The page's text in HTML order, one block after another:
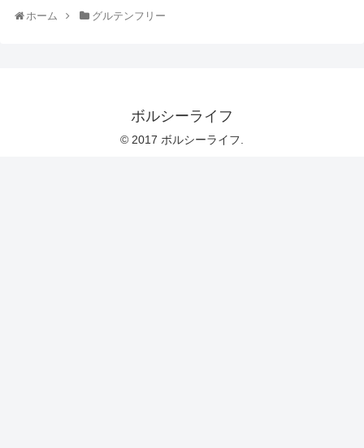
ホーム グルテンフリー
ボルシーライフ
© 2017 ボルシーライフ.